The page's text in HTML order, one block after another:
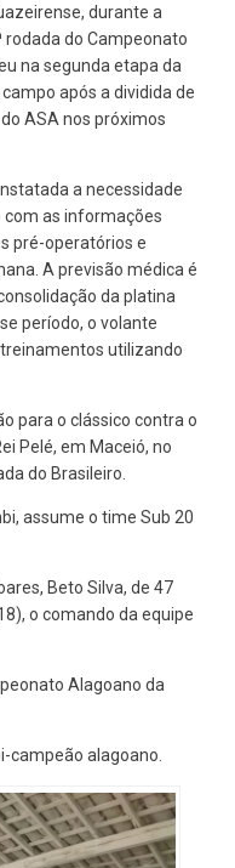
durante a
rodada do Campeonato
na segunda etapa da
após a dividida de
ASA nos próximos
a necessidade
com as informações
pré-operatórios e
A previsão médica é
da platina
período, o volante
utilizando
para o clássico contra o
Pelé, em Maceió, no
do Brasileiro.
assume o time Sub 20
Beto Silva, de 47
o comando da equipe
Alagoano da
campeão alagoano.